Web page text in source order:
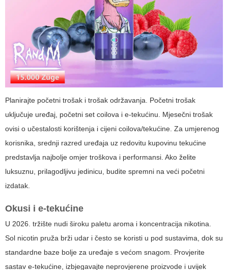
Planirajte početni trošak i trošak održavanja. Početni trošak
uključuje uređaj, početni set coilova i e-tekućinu. Mjesečni trošak
ovisi o učestalosti korištenja i cijeni coilova/tekućine. Za umjerenog
korisnika, srednji razred uređaja uz redovitu kupovinu tekućine
predstavlja najbolje omjer troškova i performansi. Ako želite
luksuznu, prilagodljivu jedinicu, budite spremni na veći početni
izdatak.
Okusi i e-tekućine
U 2026. tržište nudi široku paletu aroma i koncentracija nikotina.
Sol nicotin pruža brži udar i često se koristi u pod sustavima, dok su
standardne baze bolje za uređaje s većom snagom. Provjerite
sastav e-tekućine, izbjegavajte neprovjerene proizvode i uvijek